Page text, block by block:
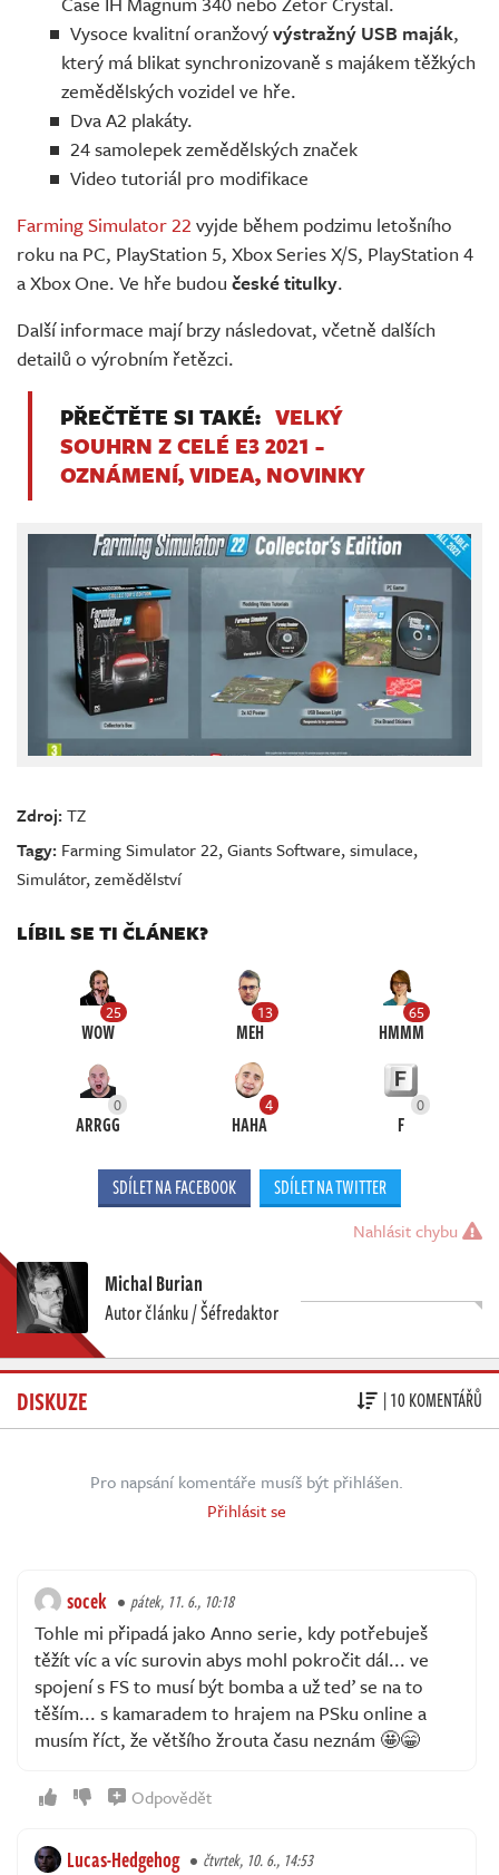
Vysoce kvalitní oranžovývýstražný USB maják,
který má blikat synchronizovaně s majákem těžkých
zemědělských vozidel ve hře.
Dva A2 plakáty.
24 samolepek zemědělských značek
Video tutoriál pro modifikace
Farming Simulator 22 vyjde během podzimu letošního
roku na PC, PlayStation 5, Xbox Series X/S, PlayStation 4
a Xbox One. Ve hře budou české titulky.
Další informace mají brzy následovat, včetně dalších
detailů o výrobním řetězci.
PŘEČTĚTE SI TAKÉ: VELKÝ
SOUHRN Z CELÉ E3 2021 -
OZNÁMENÍ, VIDEA, NOVINKY
Zdroj:TZ
Tagy: Farming Simulator 22,Giants Software,simulace,
Simulátor,zemědělství
LÍBIL SE TI ČLÁNEK?
25
WOW
13
MEH
65
HMMM
0
ARRGG
4
HAHA
0
F
SDÍLET NA FACEBOOK SDÍLET NA TWITTER
Nahlásit chybu
Michal Burian
Autor článku / Šéfredaktor
DISKUZE | 10 KOMENTÁŘŮ
Pro napsání komentáře musíš být přihlášen.
Přihlásit se
socek pátek, 11. 6., 10:18
Tohle mi připadá jako Anno serie, kdy potřebuješ
těžít víc a víc surovin abys mohl pokročit dál... ve
spojení s FS to musí být bomba a už teď se na to
těším... s kamaradem to hrajem na PSku online a
musím říct, že většího žrouta času neznám 🤩😁
Odpovědět
Lucas-Hedgehog čtvrtek, 10. 6., 14:53